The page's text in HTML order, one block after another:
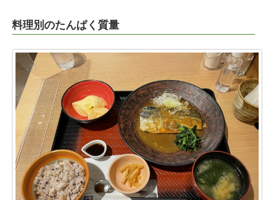
料理別のたんぱく質量